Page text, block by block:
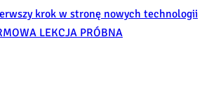
krok w stronę nowych technologii
LEKCJA PRÓBNA